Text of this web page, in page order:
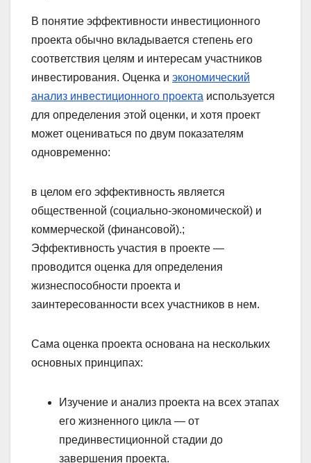
В понятие эффективности инвестиционного
проекта обычно вкладывается степень его
соответствия целям и интересам участников
инвестирования. Оценка и экономический
анализ инвестиционного проекта используется
для определения этой оценки, и хотя проект
может оцениваться по двум показателям
одновременно:
в целом его эффективность является
общественной (социально-экономической) и
коммерческой (финансовой).;
Эффективность участия в проекте —
проводится оценка для определения
жизнеспособности проекта и
заинтересованности всех участников в нем.
Сама оценка проекта основана на нескольких
основных принципах:
Изучение и анализ проекта на всех этапах
его жизненного цикла — от
прединвестиционной стадии до
завершения проекта.